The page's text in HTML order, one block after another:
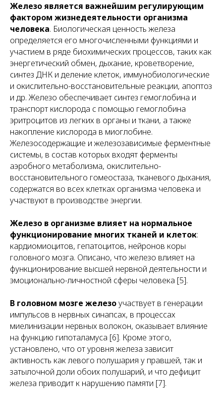
Железо является важнейшим регулирующим
фактором жизнедеятельности организма
человека. Биологическая ценность железа
определяется его многочисленными функциями и
участием в ряде биохимических процессов, таких как
энергетический обмен, дыхание, кроветворение,
синтез ДНК и деление клеток, иммунобиологические
и окислительно-восстановительные реакции, апоптоз
и др. Железо обеспечивает синтез гемоглобина и
транспорт кислорода с помощью гемоглобина
эритроцитов из легких в органы и ткани, а также
накопление кислорода в миоглобине.
Железосодержащие и железозависимые ферментные
системы, в состав которых входят ферменты
аэробного метаболизма, окислительно-
восстановительного гомеостаза, тканевого дыхания,
содержатся во всех клетках организма человека и
участвуют в производстве энергии.
Железо в организме влияет на нормальное
функционирование многих тканей и клеток:
кардиомиоцитов, гепатоцитов, нейронов коры
головного мозга. Описано, что железо влияет на
функционирование высшей нервной деятельности и
эмоционально-личностной сферы человека [5].
В головном мозге железоучаствует в генерации
импульсов в нервных синапсах, в процессах
миелинизации нервных волокон, оказывает влияние
на функцию гипоталамуса [6]. Кроме этого,
установлено, что от уровня железа зависит
активность как левого полушария у правшей, так и
затылочной доли обоих полушарий, и что дефицит
железа приводит к нарушению памяти [7].